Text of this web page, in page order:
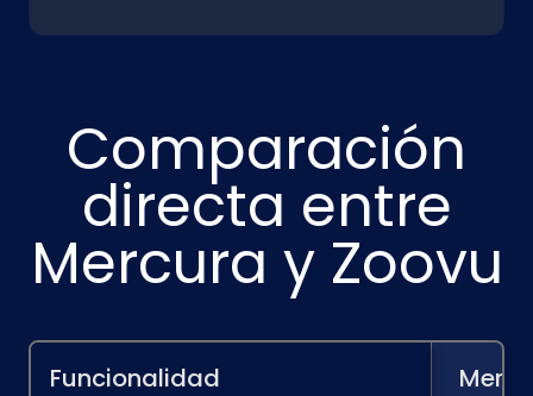
Comparación
directa entre
Mercura y Zoovu
Funcionalidad